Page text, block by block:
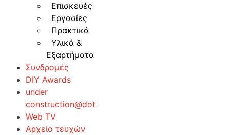
Επισκευές
Εργασίες
Πρακτικά
Υλικά &
Εξαρτήματα
Συνδρομές
DIY Awards
under
construction@dot
Web TV
Αρχείο τευχών